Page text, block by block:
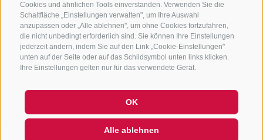
Cookies und ähnlichen Tools einverstanden. Verwenden Sie die
Schaltfläche „Einstellungen verwalten", um Ihre Auswahl
anzupassen oder „Alle ablehnen", um ohne Cookies fortzufahren,
die nicht unbedingt erforderlich sind. Sie können Ihre Einstellungen
jederzeit ändern, indem Sie auf den Link „Cookie-Einstellungen"
unten auf der Seite oder auf das Schildsymbol unten links klicken.
Ihre Einstellungen gelten nur für das verwendete Gerät.
OK
Alle ablehnen
Newsletter Anmelden
COOKIE-RICHTLINIE
Hi, I'm Sterzi and I can help you